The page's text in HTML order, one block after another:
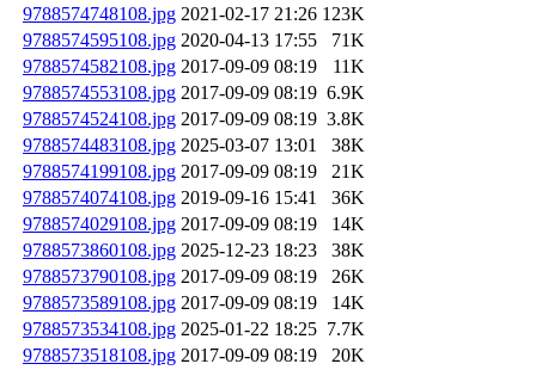
9788574748108.jpg 2021-02-17 21:26 123K
9788574595108.jpg 2020-04-13 17:55
71K
9788574582108.jpg 2017-09-09 08:19
11K
9788574553108.jpg 2017-09-09 08:19 6.9K
9788574524108.jpg 2017-09-09 08:19 3.8K
9788574483108.jpg 2025-03-07 13:01
38K
9788574199108.jpg 2017-09-09 08:19
21K
9788574074108.jpg 2019-09-16 15:41
36K
9788574029108.jpg 2017-09-09 08:19
14K
9788573860108.jpg 2025-12-23 18:23
38K
9788573790108.jpg 2017-09-09 08:19
26K
9788573589108.jpg 2017-09-09 08:19
14K
9788573534108.jpg 2025-01-22 18:25 7.7K
9788573518108.jpg 2017-09-09 08:19
20K